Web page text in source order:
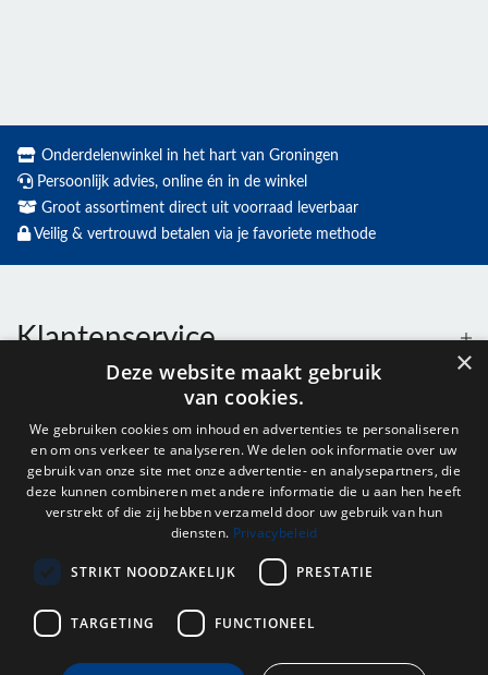
Onderdelenwinkel in het hart van Groningen
Persoonlijk advies, online én in de winkel
Groot assortiment direct uit voorraad leverbaar
Veilig & vertrouwd betalen via je favoriete methode
Klantenservice
Openingstijden
Nieuwsbrief
×
Deze website maakt gebruik
van cookies.
We gebruiken cookies om inhoud en advertenties te personaliseren
en om ons verkeer te analyseren. We delen ook informatie over uw
gebruik van onze site met onze advertentie- en analysepartners, die
deze kunnen combineren met andere informatie die u aan hen heeft
verstrekt of die zij hebben verzameld door uw gebruik van hun
diensten. Privacybeleid
STRIKT NOODZAKELIJK PRESTATIE
TARGETING FUNCTIONEEL